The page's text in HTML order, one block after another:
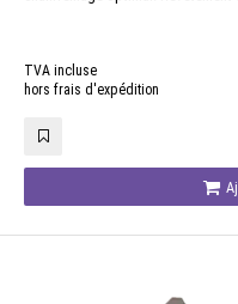
TVA incluse
hors frais d'expédition